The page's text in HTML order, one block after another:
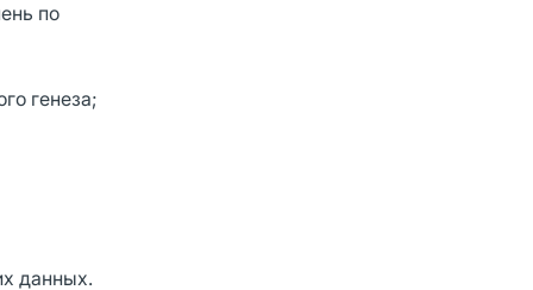
по
генеза;
данных.